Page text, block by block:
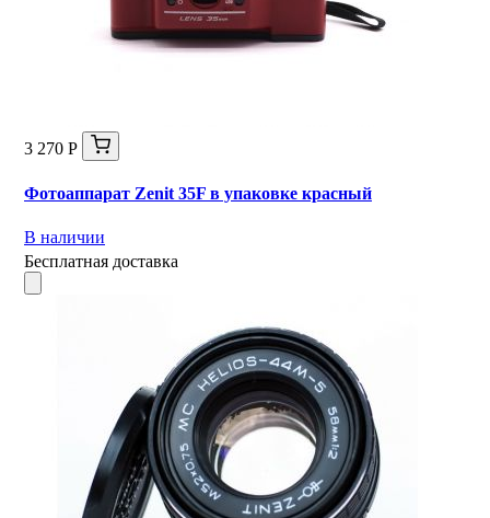
3 270 Р
Фотоаппарат Zenit 35F в упаковке красный
В наличии
Бесплатная доставка